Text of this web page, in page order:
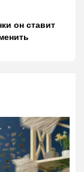
он ставит